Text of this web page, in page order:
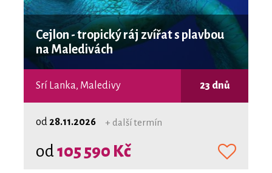
Cejlon - tropický ráj zvířat s plavbou
na Maledivách
Srí Lanka, Maledivy 23 dnů
od 28.11.2026 + další termín
od105 590 Kč